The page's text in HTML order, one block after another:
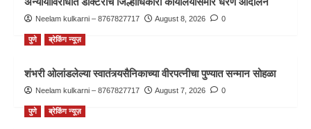
Neelam kulkarni – 8767827717 August 8, 2026 0
पुणे ब्रेकिंग न्यूज़
शंभरी ओलांडलेल्या स्वातंत्र्यसैनिकाच्या वीरपत्नीचा पुण्यात सन्मान सोहळा
Neelam kulkarni – 8767827717 August 7, 2026 0
पुणे ब्रेकिंग न्यूज़